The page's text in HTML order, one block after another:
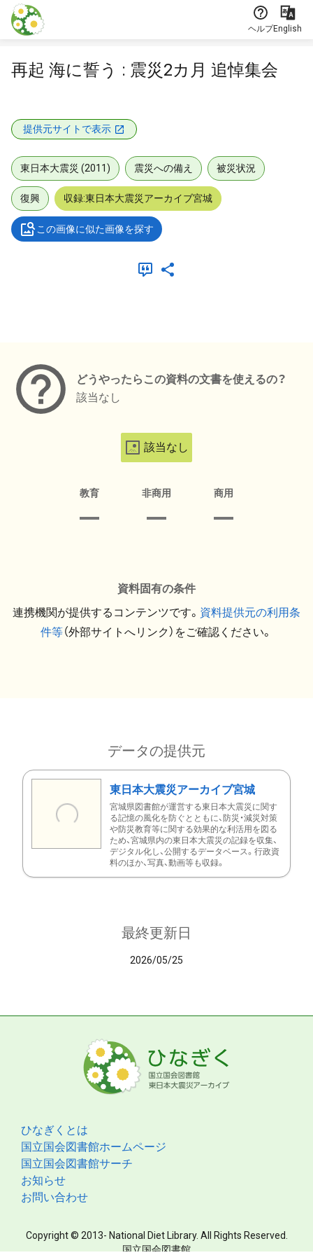
本文に飛ぶ
ヘルプEnglish
再起 海に誓う : 震災2カ月 追悼集会
提供元サイトで表示
東日本大震災 (2011) 震災への備え 被災状況
復興 収録:東日本大震災アーカイブ宮城
この画像に似た画像を探す
どうやったらこの資料の文書を使えるの？
該当なし
該当なし
教育 非商用 商用
資料固有の条件
連携機関が提供するコンテンツです。 資料提供元の利用条
件等（外部サイトへリンク）をご確認ください。
データの提供元
東日本大震災アーカイブ宮城
宮城県図書館が運営する東日本大震災に関す
る記憶の風化を防ぐとともに、防災・減災対策
や防災教育等に関する効果的な利活用を図る
ため、宮城県内の東日本大震災の記録を収集、
デジタル化し、公開するデータベース。行政資
料のほか、写真、動画等も収録。
最終更新日
2026/05/25
ひなぎくとは
国立国会図書館ホームページ
国立国会図書館サーチ
お知らせ
お問い合わせ
Copyright © 2013- National Diet Library. All Rights Reserved.